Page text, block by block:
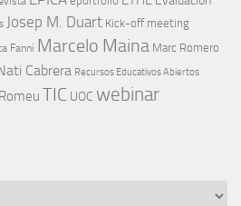
Josep M. Duart Kick-off meeting
Fanni Marcelo Maina Marc Romero
Cabrera Recursos Educativos Abiertos
TIC UOC webinar